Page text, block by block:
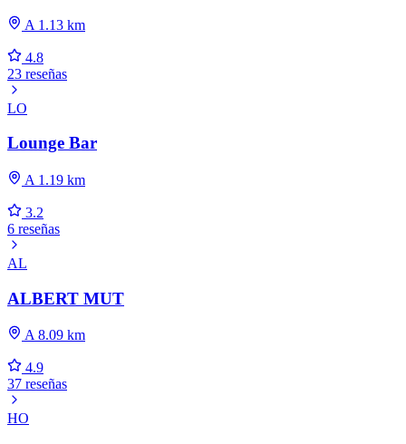
A 1.13 km
4.8
23 reseñas
LO
Lounge Bar
A 1.19 km
3.2
6 reseñas
AL
ALBERT MUT
A 8.09 km
4.9
37 reseñas
HO